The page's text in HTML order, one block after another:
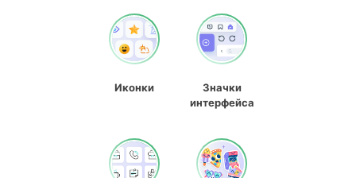
Иконки
Значки
интерфейса